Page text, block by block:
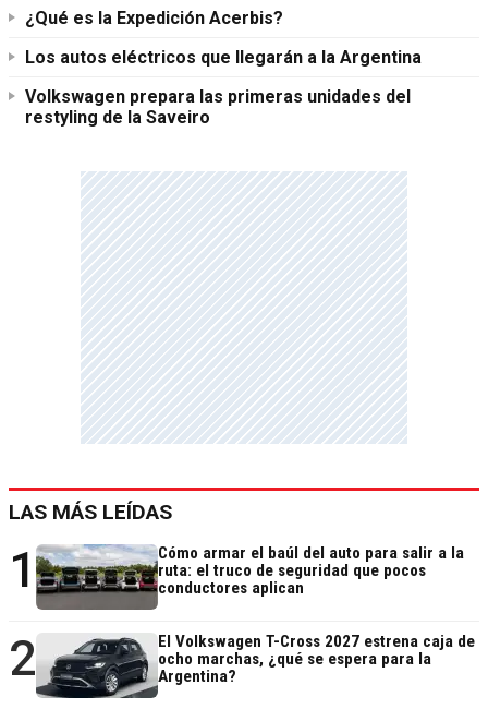
¿Qué es la Expedición Acerbis?
Los autos eléctricos que llegarán a la Argentina
Volkswagen prepara las primeras unidades del
restyling de la Saveiro
LAS MÁS LEÍDAS
1
Cómo armar el baúl del auto para salir a la
ruta: el truco de seguridad que pocos
conductores aplican
2
El Volkswagen T-Cross 2027 estrena caja de
ocho marchas, ¿qué se espera para la
Argentina?